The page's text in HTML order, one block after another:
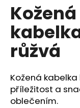
růžvá
Kožená
příležitost a
oblečením.
D
o
p
r
č
u
j